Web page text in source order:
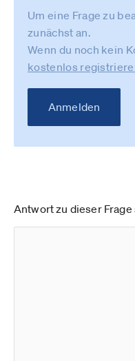
Um eine Frage zu
zunächst an.
Wenn du noch kein
kostenlos
Anmelden
Antwort zu dieser